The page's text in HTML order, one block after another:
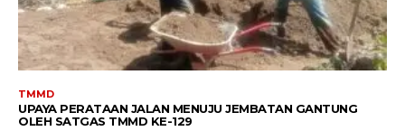
TMMD
UPAYA PERATAAN JALAN MENUJU JEMBATAN GANTUNG
OLEH SATGAS TMMD KE-129